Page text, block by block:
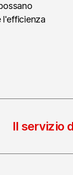
l'efficienza
Il servizio